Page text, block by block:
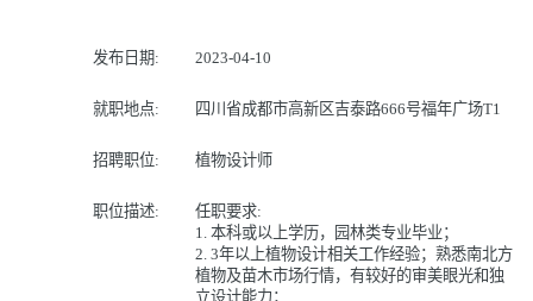
发布日期: 2023-04-10
就职地点: 四川省成都市高新区吉泰路666号福年广场T1
招聘职位: 植物设计师
职位描述:
任职要求:
1. 本科或以上学历，园林类专业毕业；
2. 3年以上植物设计相关工作经验；熟悉南北方
植物及苗木市场行情，有较好的审美眼光和独
立设计能力；